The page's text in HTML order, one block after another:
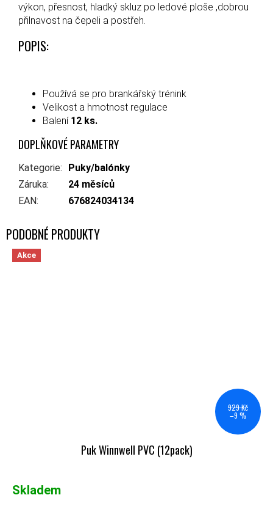
výkon, přesnost, hladký skluz po ledové ploše ,dobrou
přilnavost na čepeli a postřeh.
POPIS:
Používá se pro brankářský trénink
Velikost a hmotnost regulace
Balení 12 ks.
DOPLŇKOVÉ PARAMETRY
Kategorie:
Puky/balónky
Záruka:
24 měsíců
EAN: 676824034134
Akce
929 Kč
–9 %
Puk Winnwell PVC (12pack)
Skladem